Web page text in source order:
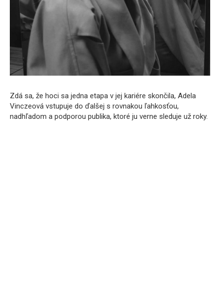
Zdá sa, že hoci sa jedna etapa v jej kariére skončila, Adela
Vinczeová vstupuje do ďalšej s rovnakou ľahkosťou,
nadhľadom a podporou publika, ktoré ju verne sleduje už roky.